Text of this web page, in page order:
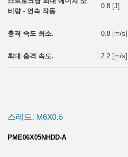
0.8 [J]
0.8 [m/s]
2.2 [m/s]
스레드: M6X0.5
PME06X05NHDD-A